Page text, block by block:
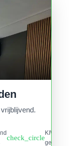
check_circle
KIWA